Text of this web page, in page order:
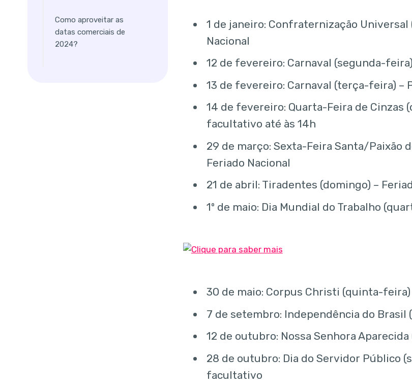
Como aproveitar as
datas comerciais de
2024?
1 de janeiro: Confraternização
Nacional
12 de fevereiro: Carnaval (segunda-
13 de fevereiro: Carnaval (terça-feira) –
14 de fevereiro: Quarta-Feira de Cinzas
facultativo até às 14h
29 de março: Sexta-Feira Santa/Paixão
Feriado Nacional
21 de abril: Tiradentes (domingo) –
1º de maio: Dia Mundial do Trabalho
30 de maio: Corpus Christi (quinta-
7 de setembro: Independência do Brasil
12 de outubro: Nossa Senhora
28 de outubro: Dia do Servidor Público
facultativo